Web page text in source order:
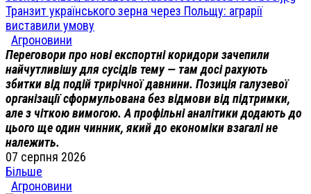
Транзит українського зерна через Польщу: аграрії
виставили умову
Агроновини
Переговори про нові експортні коридори зачепили
найчутливішу для сусідів тему — там досі рахують
збитки від подій трирічної давнини. Позиція галузевої
організації сформульована без відмови від підтримки,
але з чіткою вимогою. А профільні аналітики додають до
цього ще один чинник, який до економіки взагалі не
належить.
07 серпня 2026
Більше
Агроновини